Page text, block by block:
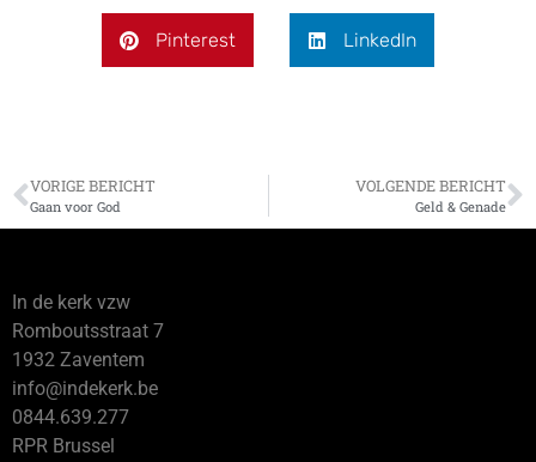
Pinterest LinkedIn
VORIGE BERICHT
Gaan voor God
VOLGENDE BERICHT
Geld & Genade
In de kerk vzw
Romboutsstraat 7
1932 Zaventem
info@indekerk.be
0844.639.277
RPR Brussel